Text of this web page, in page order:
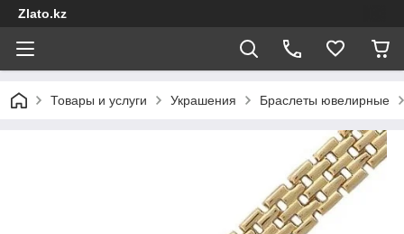
Zlato.kz
Товары и услуги Украшения Браслеты ювелирные